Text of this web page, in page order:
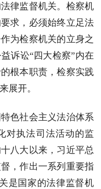
律监督机关。检察机
求，必须始终立足法
为检察机关的立身之
诉讼“四大检察”内在
根本职责，检察实践
展开。
色社会主义法治体系
对执法司法活动的监
八大以来，习近平总
，作出一系列重要指
是国家的法律监督机